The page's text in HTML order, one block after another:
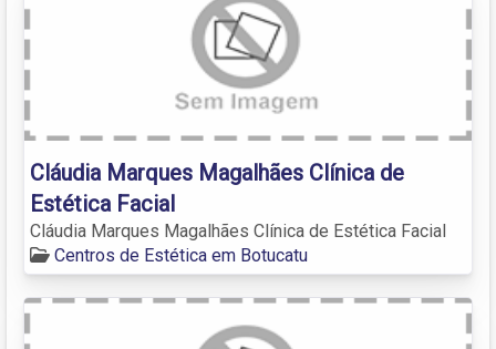
Cláudia Marques Magalhães Clínica de
Estética Facial
Cláudia Marques Magalhães Clínica de Estética Facial
Centros de Estética em Botucatu